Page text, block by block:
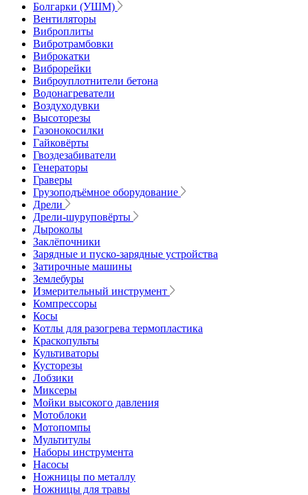
Болгарки (УШМ)
Вентиляторы
Виброплиты
Вибротрамбовки
Виброкатки
Виброрейки
Виброуплотнители бетона
Водонагреватели
Воздуходувки
Высоторезы
Газонокосилки
Гайковёрты
Гвоздезабиватели
Генераторы
Граверы
Грузоподъёмное оборудование
Дрели
Дрели-шуруповёрты
Дыроколы
Заклёпочники
Зарядные и пуско-зарядные устройства
Затирочные машины
Землебуры
Измерительный инструмент
Компрессоры
Косы
Котлы для разогрева термопластика
Краскопульты
Культиваторы
Кусторезы
Лобзики
Миксеры
Мойки высокого давления
Мотоблоки
Мотопомпы
Мультитулы
Наборы инструмента
Насосы
Ножницы по металлу
Ножницы для травы